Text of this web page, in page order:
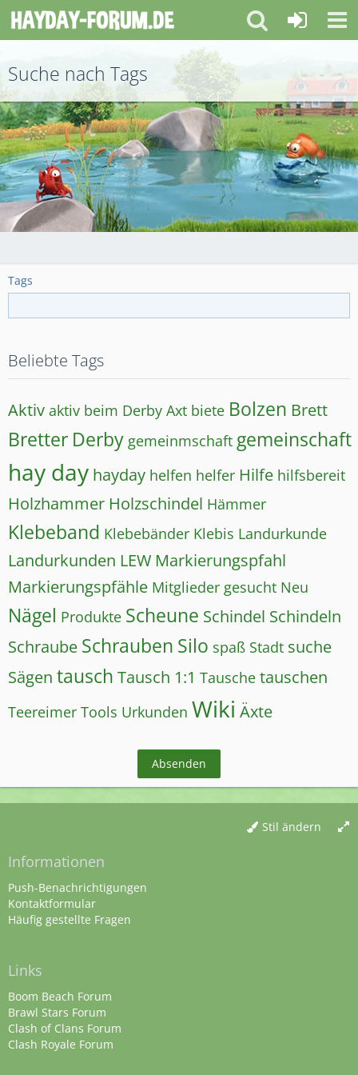
Suche nach Tags
Tags
Beliebte Tags
Aktiv aktiv beim Derby Axt biete Bolzen Brett
Bretter Derby gemeinmschaft gemeinschaft
hay day hayday helfen helfer Hilfe hilfsbereit
Holzhammer Holzschindel Hämmer
Klebeband Klebebänder Klebis Landurkunde
Landurkunden LEW Markierungspfahl
Markierungspfähle Mitglieder gesucht Neu
Nägel Produkte Scheune Schindel Schindeln
Schraube Schrauben Silo spaß Stadt suche
Sägen tausch Tausch 1:1 Tausche tauschen
Teereimer Tools Urkunden Wiki Äxte
Stil ändern
Informationen
Push-Benachrichtigungen
Kontaktformular
Häufig gestellte Fragen
Links
Boom Beach Forum
Brawl Stars Forum
Clash of Clans Forum
Clash Royale Forum